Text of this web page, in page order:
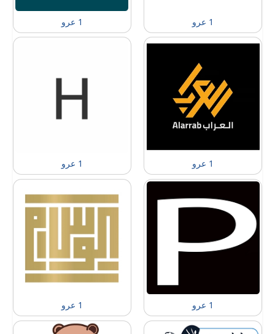
1 عرو 1 عرو
1 عرو 1 عرو
1 عرو 1 عرو